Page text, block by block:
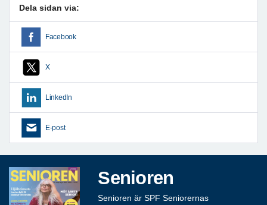
Dela sidan via:
Facebook
X
LinkedIn
E-post
Senioren
Senioren är SPF Seniorernas